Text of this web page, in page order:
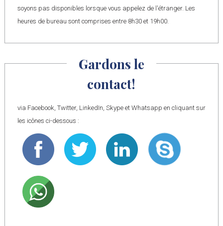
soyons pas disponibles lorsque vous appelez de l'étranger. Les
heures de bureau sont comprises entre 8h30 et 19h00.
Gardons le
contact!
via Facebook, Twitter, LinkedIn, Skype et Whatsapp en cliquant sur
les icônes ci-dessous :